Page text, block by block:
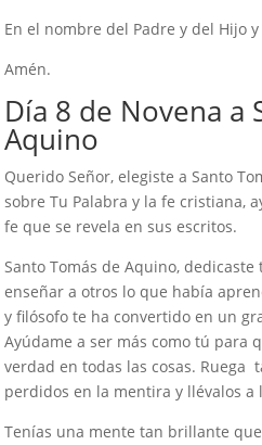
En el nombre del Padre y del Hijo
Amén.
Día 8 de Novena a
Aquino
Querido Señor, elegiste a Santo
sobre Tu Palabra y la fe cristiana,
fe que se revela en sus escritos.
Santo Tomás de Aquino,
enseñar a otros lo que había
y filósofo te ha convertido en un
Ayúdame a ser más como tú para
verdad en todas las cosas. Ruega
perdidos en la mentira y llévalos a
Tenías una mente tan brillante